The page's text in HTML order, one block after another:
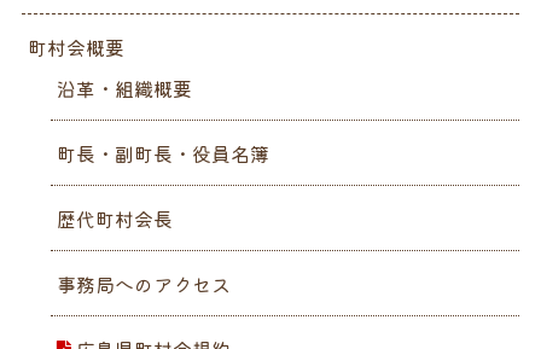
町村会概要
沿革・組織概要
町長・副町長・役員名簿
歴代町村会長
事務局へのアクセス